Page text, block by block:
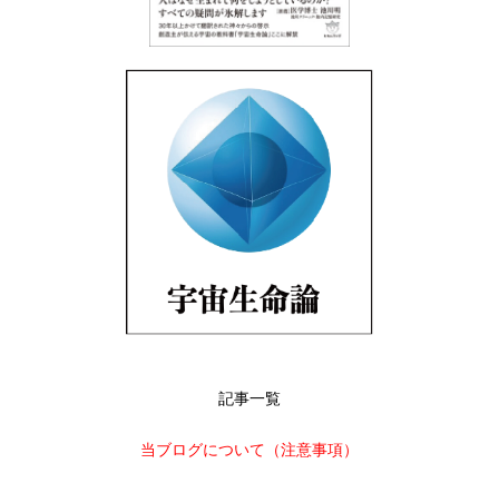
記事一覧
当ブログについて（注意事項）